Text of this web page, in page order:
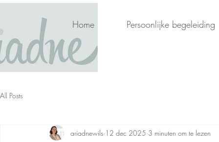
Home Persoonlijke begeleiding
All Posts
ariadnewils 12 dec 2025 3 minuten om te lezen